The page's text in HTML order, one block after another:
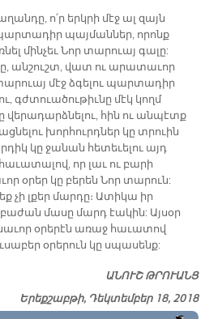
ո՛ր երկրի մէջ ալ զայն
պայմաններ, որոնք
մինչեւ Նոր տարուայ գալը:
անշուշտ, վատ ու արատաւոր
մէջ ձգելու պարտադիր
գժտուածութիւնը մէկ կողմ
վերադարձնելու, հին ու անպէտք
խորհուրդներ կը տրուին
կը ջանան հետեւելու այդ
հաւատալով, որ լաւ ու բարի
օրեր կը բերեն Նոր տարուն:
չի լքեր մարդը։ Ատիկա իր
մասը մարդ էակին: Այսօր
օրերէն առաջ հաւատով
օրերուն կը սպասենք:
ԱՆՈՒՇ ԹՐՈՒԱՆՑ
Երեքշաբթի, Դեկտեմբեր 18, 2018